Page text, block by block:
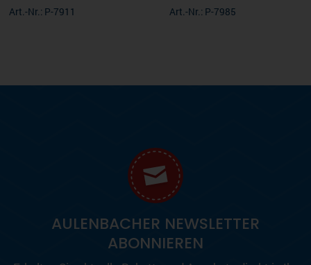
Art.-Nr.: P-7911 Art.-Nr.: P-7985
AULENBACHER NEWSLETTER
ABONNIEREN